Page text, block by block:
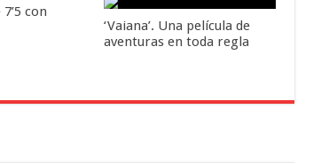
con
‘Vaiana’. Una película de
aventuras en toda regla